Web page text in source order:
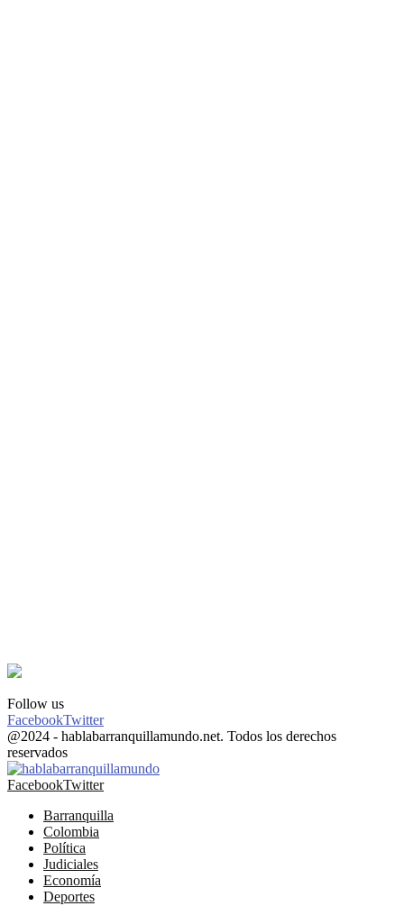
Follow us
FacebookTwitter
@2024 - hablabarranquillamundo.net. Todos los derechos
reservados
FacebookTwitter
Barranquilla
Colombia
Política
Judiciales
Economía
Deportes